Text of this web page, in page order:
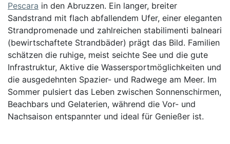
Pescara in den Abruzzen. Ein langer, breiter
Sandstrand mit flach abfallendem Ufer, einer eleganten
Strandpromenade und zahlreichen stabilimenti balneari
(bewirtschaftete Strandbäder) prägt das Bild. Familien
schätzen die ruhige, meist seichte See und die gute
Infrastruktur, Aktive die Wassersportmöglichkeiten und
die ausgedehnten Spazier- und Radwege am Meer. Im
Sommer pulsiert das Leben zwischen Sonnenschirmen,
Beachbars und Gelaterien, während die Vor- und
Nachsaison entspannter und ideal für Genießer ist.